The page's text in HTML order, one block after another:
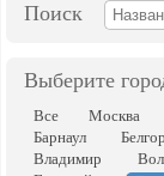
Поиск
Выберите
Все Москва
Барнаул
Владимир